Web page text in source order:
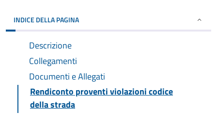
INDICE DELLA PAGINA
Descrizione
Collegamenti
Documenti e Allegati
Rendiconto proventi violazioni codice
della strada